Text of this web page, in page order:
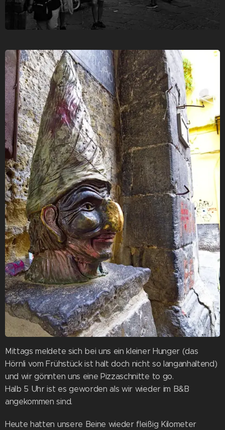
Mittags meldete sich bei uns ein kleiner Hunger (das
Hörnli vom Frühstück ist halt doch nicht so langanhaltend)
und wir gönnten uns eine Pizzaschnitte to go.
Halb 5 Uhr ist es geworden als wir wieder im B&B
angekommen sind.
Heute hatten unsere Beine wieder fleißig Kilometer